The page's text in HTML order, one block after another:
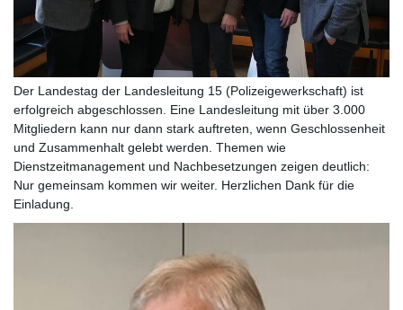
Der Landestag der Landesleitung 15 (Polizeigewerkschaft) ist
erfolgreich abgeschlossen. Eine Landesleitung mit über 3.000
Mitgliedern kann nur dann stark auftreten, wenn Geschlossenheit
und Zusammenhalt gelebt werden. Themen wie
Dienstzeitmanagement und Nachbesetzungen zeigen deutlich:
Nur gemeinsam kommen wir weiter. Herzlichen Dank für die
Einladung.